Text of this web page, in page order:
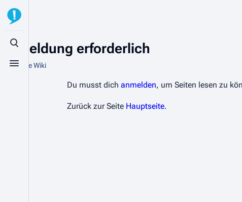
Suche aufrufen
Menü aufrufen
Anmeldung erforderlich
Aus StuVe Wiki
Du musst dich anmelden, um Seiten lesen zu
Zurück zur Seite Hauptseite.